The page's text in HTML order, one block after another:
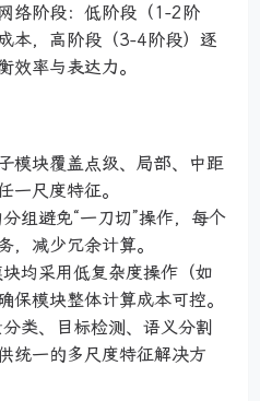
络阶段：低阶段（1-2阶
本，高阶段（3-4阶段）逐
效率与表达力。
模块覆盖点级、局部、中距
一尺度特征。
组避免“一刀切”操作，每个
，减少冗余计算。
块均采用低复杂度操作（如
保模块整体计算成本可控。
类、目标检测、语义分割
统一的多尺度特征解决方